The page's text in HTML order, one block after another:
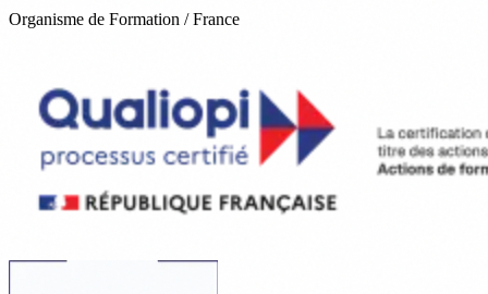
Organisme de Formation / France